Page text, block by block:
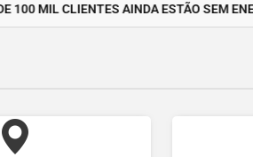
100 MIL CLIENTES AINDA ESTÃO SEM